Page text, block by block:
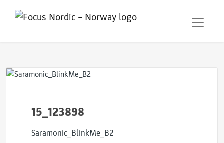
15_123898
Saramonic_BlinkMe_B2